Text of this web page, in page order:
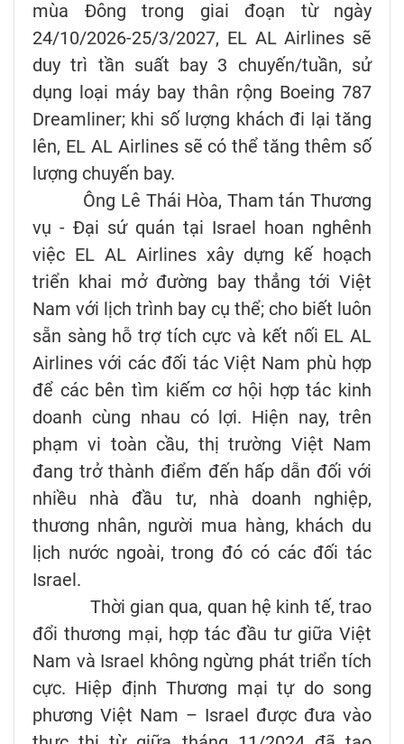
mùa Đông trong giai đoạn từ ngày
24/10/2026-25/3/2027, EL AL Airlines sẽ
duy trì tần suất bay 3 chuyến/tuần, sử
dụng loại máy bay thân rộng Boeing 787
Dreamliner; khi số lượng khách đi lại tăng
lên, EL AL Airlines sẽ có thể tăng thêm số
lượng chuyến bay.
Ông Lê Thái Hòa, Tham tán Thương
vụ - Đại sứ quán tại Israel hoan nghênh
việc EL AL Airlines xây dựng kế hoạch
triển khai mở đường bay thẳng tới Việt
Nam với lịch trình bay cụ thể; cho biết luôn
sẵn sàng hỗ trợ tích cực và kết nối EL AL
Airlines với các đối tác Việt Nam phù hợp
để các bên tìm kiếm cơ hội hợp tác kinh
doanh cùng nhau có lợi. Hiện nay, trên
phạm vi toàn cầu, thị trường Việt Nam
đang trở thành điểm đến hấp dẫn đối với
nhiều nhà đầu tư, nhà doanh nghiệp,
thương nhân, người mua hàng, khách du
lịch nước ngoài, trong đó có các đối tác
Israel.
Thời gian qua, quan hệ kinh tế, trao
đổi thương mại, hợp tác đầu tư giữa Việt
Nam và Israel không ngừng phát triển tích
cực. Hiệp định Thương mại tự do song
phương Việt Nam – Israel được đưa vào